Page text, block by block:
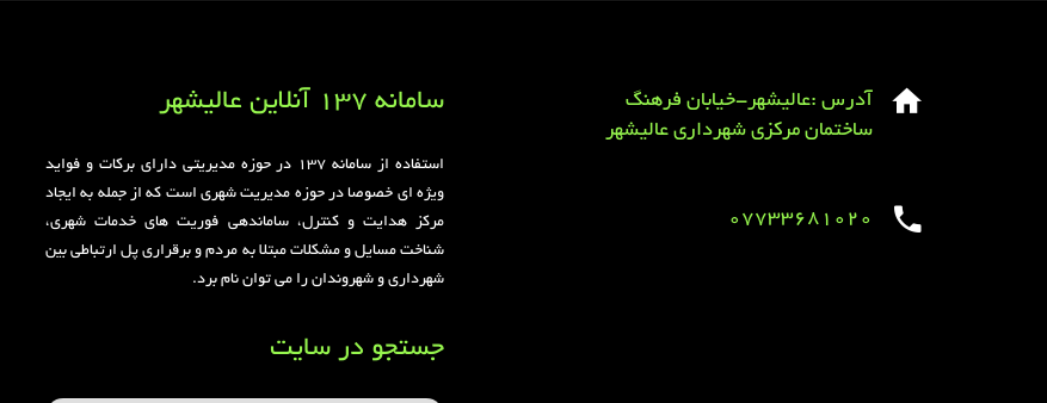
آدرس :عالیشهر-خیابان فرهنگ
ساختمان مرکزی شهرداری عالیشهر
07733681020
سامانه 137 آنلاین عالیشهر
استفاده از سامانه ۱۳۷ در حوزه مدیریتی دارای برکات و فواید
ویژه ای خصوصا در حوزه مدیریت شهری است که از جمله به ایجاد
مرکز هدایت و کنترل، ساماندهی فوریت های خدمات شهری،
شناخت مسایل و مشکلات مبتلا به مردم و برقراری پل ارتباطی بین
شهرداری و شهروندان را می توان نام برد.
جستجو در سایت